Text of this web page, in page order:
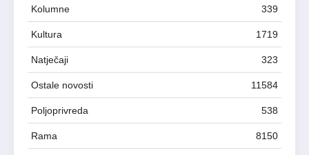
Kolumne 339
Kultura 1719
Natječaji 323
Ostale novosti 11584
Poljoprivreda 538
Rama 8150